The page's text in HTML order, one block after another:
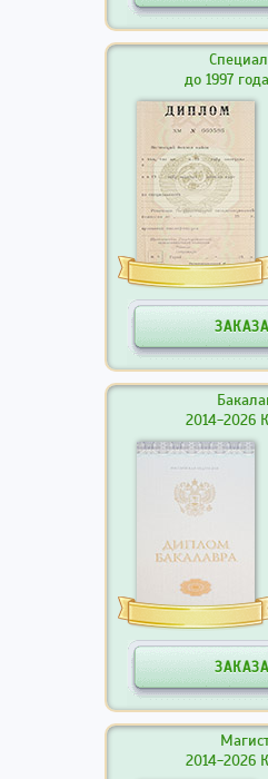
до 1997
2014-2026
2014-2026